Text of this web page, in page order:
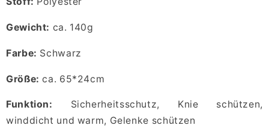
Gewicht: ca. 140g
Farbe: Schwarz
Größe: ca. 65*24cm
Funktion: Sicherheitsschutz, Knie schützen,
winddicht und warm, Gelenke schützen